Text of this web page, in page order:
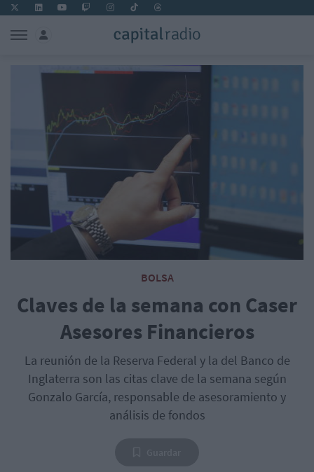
BOLSA
Claves de la semana con Caser
Asesores Financieros
La reunión de la Reserva Federal y la del Banco de
Inglaterra son las citas clave de la semana según
Gonzalo García, responsable de asesoramiento y
análisis de fondos